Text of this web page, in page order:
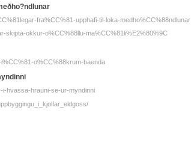
fra%CC%81-upphafi-til-loka-medho%CC%88ndlunar
skipta-okkur-o%CC%88llu-ma%CC%81li%E2%80%9C
o%CC%88krum-baenda
i-hvassa-hrauni-se-ur-myndinni